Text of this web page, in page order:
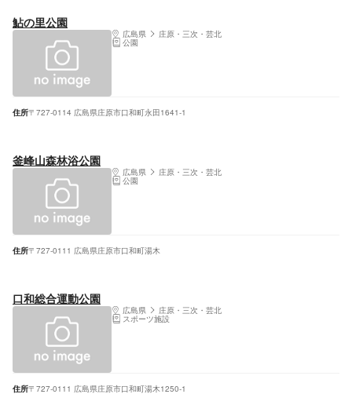
鮎の里公園
広島県 庄原・三次・芸北
公園
住所〒727-0114 広島県庄原市口和町永田1641-1
釜峰山森林浴公園
広島県 庄原・三次・芸北
公園
住所〒727-0111 広島県庄原市口和町湯木
口和総合運動公園
広島県 庄原・三次・芸北
スポーツ施設
住所〒727-0111 広島県庄原市口和町湯木1250-1